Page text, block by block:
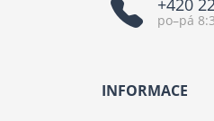
+420
po–pá
INFORMACE